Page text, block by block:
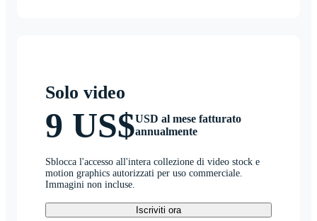
Solo video
9 US$USD al mese fatturato
annualmente
Sblocca l'accesso all'intera collezione di video stock e
motion graphics autorizzati per uso commerciale.
Immagini non incluse.
Iscriviti ora